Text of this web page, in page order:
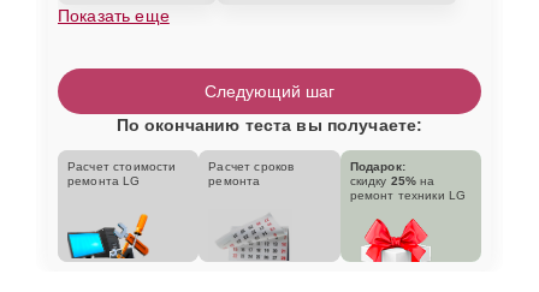
Показать еще
Следующий шаг
По окончанию теста вы получаете:
Расчет стоимости
ремонта LG
Расчет сроков
ремонта
Подарок:
скидку 25% на
ремонт техники LG